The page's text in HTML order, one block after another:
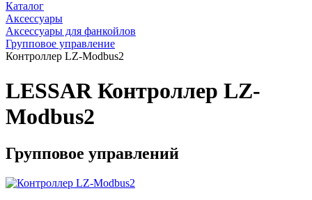
Каталог
Аксессуары
Аксессуары для фанкойлов
Групповое управление
Контроллер LZ-Modbus2
LESSAR Контроллер LZ-
Modbus2
Групповое управлений